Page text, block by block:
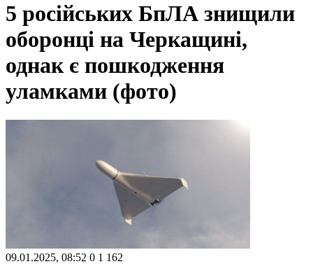
5 російських БпЛА знищили
оборонці на Черкащині,
однак є пошкодження
уламками (фото)
09.01.2025, 08:52 0 1 162